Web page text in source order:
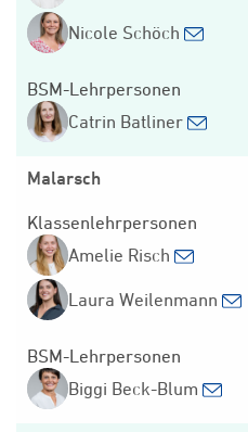
Nicole Schöch
BSM-Lehrpersonen
Catrin Batliner
Malarsch
Klassenlehrpersonen
Amelie Risch
Laura Weilenmann
BSM-Lehrpersonen
Biggi Beck-Blum